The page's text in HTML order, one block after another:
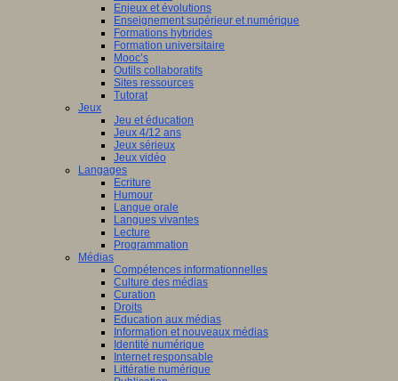
Enjeux et évolutions
Enseignement supérieur et numérique
Formations hybrides
Formation universitaire
Mooc’s
Outils collaboratifs
Sites ressources
Tutorat
Jeux
Jeu et éducation
Jeux 4/12 ans
Jeux sérieux
Jeux vidéo
Langages
Ecriture
Humour
Langue orale
Langues vivantes
Lecture
Programmation
Médias
Compétences informationnelles
Culture des médias
Curation
Droits
Education aux médias
Information et nouveaux médias
Identité numérique
Internet responsable
Littératie numérique